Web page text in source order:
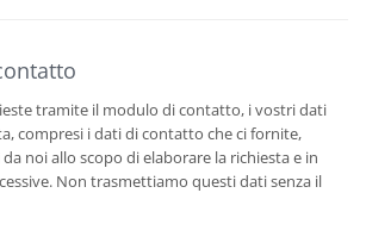
tramite il modulo di contatto, i vostri dati
compresi i dati di contatto che ci fornite,
noi allo scopo di elaborare la richiesta e in
Non trasmettiamo questi dati senza il